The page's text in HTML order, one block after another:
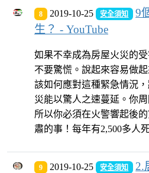
8 2019-10-25 安全須知
9
生？ - YouTube
如果不幸成為房屋火災的
不要驚慌。說起來容易做
該如何應對這種緊急情況
災能以驚人之速蔓延。你
所以你必須在火警響起後
肅的事！每年有2,500多人
9 2019-10-25 安全須知
2.